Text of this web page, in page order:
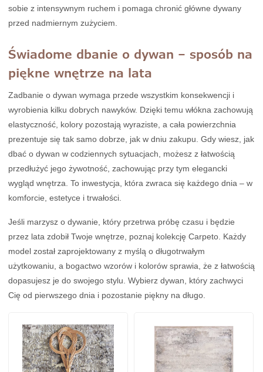
sobie z intensywnym ruchem i pomaga chronić główne dywany
przed nadmiernym zużyciem.
Świadome dbanie o dywan – sposób na
piękne wnętrze na lata
Zadbanie o dywan wymaga przede wszystkim konsekwencji i
wyrobienia kilku dobrych nawyków. Dzięki temu włókna zachowują
elastyczność, kolory pozostają wyraziste, a cała powierzchnia
prezentuje się tak samo dobrze, jak w dniu zakupu. Gdy wiesz, jak
dbać o dywan w codziennych sytuacjach, możesz z łatwością
przedłużyć jego żywotność, zachowując przy tym elegancki
wygląd wnętrza. To inwestycja, która zwraca się każdego dnia – w
komforcie, estetyce i trwałości.
Jeśli marzysz o dywanie, który przetrwa próbę czasu i będzie
przez lata zdobił Twoje wnętrze, poznaj kolekcję Carpeto. Każdy
model został zaprojektowany z myślą o długotrwałym
użytkowaniu, a bogactwo wzorów i kolorów sprawia, że z łatwością
dopasujesz je do swojego stylu. Wybierz dywan, który zachwyci
Cię od pierwszego dnia i pozostanie piękny na długo.